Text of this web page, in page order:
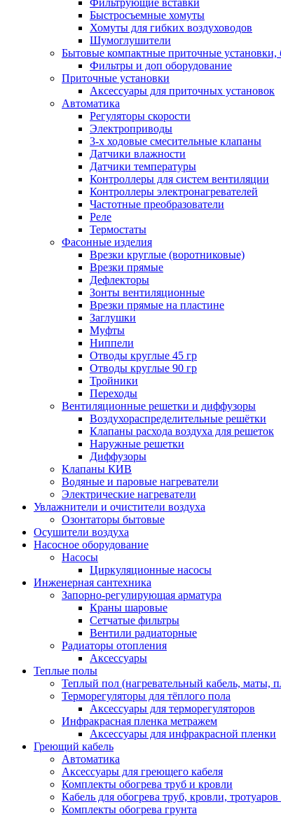
Фильтрующие вставки
Быстросъемные хомуты
Хомуты для гибких воздуховодов
Шумоглушители
Бытовые компактные приточные установки,
Фильтры и доп оборудование
Приточные установки
Аксессуары для приточных установок
Автоматика
Регуляторы скорости
Электроприводы
3-х ходовые смесительные клапаны
Датчики влажности
Датчики температуры
Контроллеры для систем вентиляции
Контроллеры электронагревателей
Частотные преобразователи
Реле
Термостаты
Фасонные изделия
Врезки круглые (воротниковые)
Врезки прямые
Дефлекторы
Зонты вентиляционные
Врезки прямые на пластине
Заглушки
Муфты
Ниппели
Отводы круглые 45 гр
Отводы круглые 90 гр
Тройники
Переходы
Вентиляционные решетки и диффузоры
Воздухораспределительные решётки
Клапаны расхода воздуха для решеток
Наружные решетки
Диффузоры
Клапаны КИВ
Водяные и паровые нагреватели
Электрические нагреватели
Увлажнители и очистители воздуха
Озонтаторы бытовые
Осушители воздуха
Насосное оборудование
Насосы
Циркуляционные насосы
Инженерная сантехника
Запорно-регулирующая арматура
Краны шаровые
Сетчатые фильтры
Вентили радиаторные
Радиаторы отопления
Аксессуары
Теплые полы
Теплый пол (нагревательный кабель, маты,
Терморегуляторы для тёплого пола
Аксессуары для терморегуляторов
Инфракрасная пленка метражем
Аксессуары для инфракрасной пленки
Греющий кабель
Автоматика
Аксессуары для греющего кабеля
Комплекты обогрева труб и кровли
Кабель для обогрева труб, кровли,
Комплекты обогрева грунта